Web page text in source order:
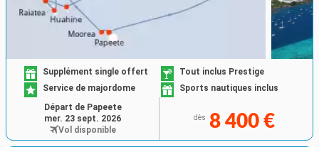
Supplément single offert
Tout inclus Prestige
Service de majordome
Sports nautiques inclus
dès 8 400 €
Départ de Papeete
mer. 23 sept. 2026
Vol disponible